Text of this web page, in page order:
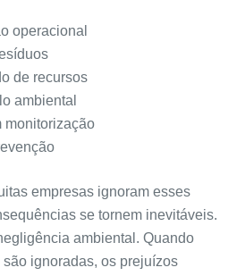
operacional
de recursos
ambiental
monitorização
empresas ignoram esses
se tornem inevitáveis.
ambiental. Quando
ignoradas, os prejuízos